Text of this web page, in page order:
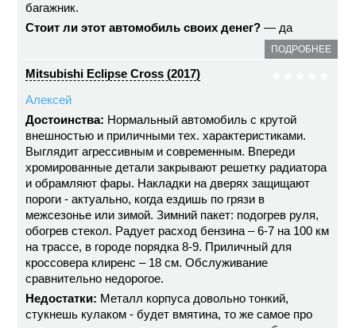
багажник.
Стоит ли этот автомобиль своих денег? — да
ПОДРОБНЕЕ
Mitsubishi Eclipse Cross (2017)
Алексей
Достоинства: Нормальный автомобиль с крутой
внешностью и приличными тех. характеристиками.
Выглядит агрессивным и современным. Впереди
хромированные детали закрывают решетку радиатора
и обрамляют фары. Накладки на дверях защищают
пороги - актуально, когда ездишь по грязи в
межсезонье или зимой. Зимний пакет: подогрев руля,
обогрев стекол. Радует расход бензина – 6-7 на 100 км
на трассе, в городе порядка 8-9. Приличный для
кроссовера клиренс – 18 см. Обслуживание
сравнительно недорогое.
Недостатки: Металл корпуса довольно тонкий,
стукнешь кулаком - будет вмятина, то же самое про